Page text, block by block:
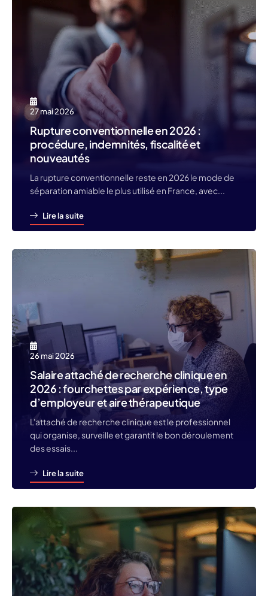
27 mai 2026
Rupture conventionnelle en 2026 :
procédure, indemnités, fiscalité et
nouveautés
La rupture conventionnelle reste en 2026 le mode de
séparation amiable le plus utilisé en France, avec...
Lire la suite
26 mai 2026
Salaire attaché de recherche clinique en
2026 : fourchettes par expérience, type
d’employeur et aire thérapeutique
L'attaché de recherche clinique est le professionnel
qui organise, surveille et garantit le bon déroulement
des essais...
Lire la suite